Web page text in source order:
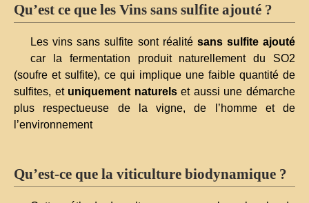
Qu’est ce que les Vins sans sulfite ajouté ?
Les vins sans sulfite sont réalité sans sulfite ajouté
car la fermentation produit naturellement du SO2
(soufre et sulfite), ce qui implique une faible quantité de
sulfites, et uniquement naturelset aussi une démarche
plus respectueuse de la vigne, de l’homme et de
l’environnement
Qu’est-ce que la viticulture biodynamique ?